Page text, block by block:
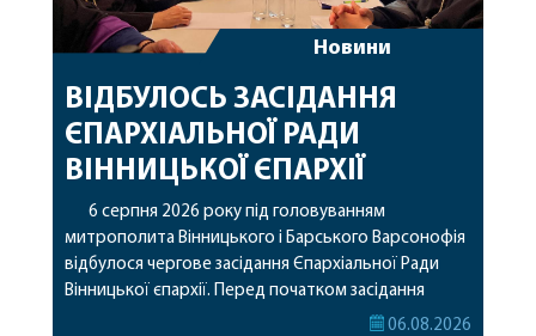
Новини
ВІДБУЛОСЬ ЗАСІДАННЯ
ЄПАРХІАЛЬНОЇ РАДИ
ВІННИЦЬКОЇ ЄПАРХІЇ
6 серпня 2026 року під головуванням
митрополита Вінницького і Барського Варсонофія
відбулося чергове засідання Єпархіальної Ради
Вінницької єпархії. Перед початком засідання
секретар Єпархіальної Ради від імені членів Ради
06.08.2026